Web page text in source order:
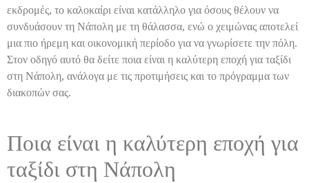
εκδρομές, το καλοκαίρι είναι κατάλληλο για όσους θέλουν να
συνδυάσουν τη Νάπολη με τη θάλασσα, ενώ ο χειμώνας αποτελεί
μια πιο ήρεμη και οικονομική περίοδο για να γνωρίσετε την πόλη.
Στον οδηγό αυτό θα δείτε ποια είναι η καλύτερη εποχή για ταξίδι
στη Νάπολη, ανάλογα με τις προτιμήσεις και το πρόγραμμα των
διακοπών σας.
Ποια είναι η καλύτερη εποχή για
ταξίδι στη Νάπολη